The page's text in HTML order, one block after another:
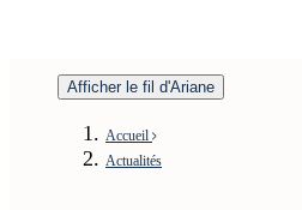
Afficher le fil d'Ariane
Accueil
Actualités